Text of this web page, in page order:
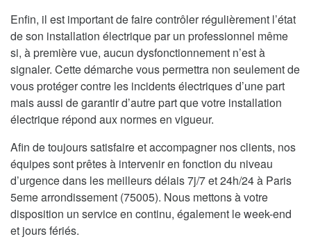
Enfin, il est important de faire contrôler régulièrement l’état
de son installation électrique par un professionnel même
si, à première vue, aucun dysfonctionnement n’est à
signaler. Cette démarche vous permettra non seulement de
vous protéger contre les incidents électriques d’une part
mais aussi de garantir d’autre part que votre installation
électrique répond aux normes en vigueur.
Afin de toujours satisfaire et accompagner nos clients, nos
équipes sont prêtes à intervenir en fonction du niveau
d’urgence dans les meilleurs délais 7j/7 et 24h/24 à Paris
5eme arrondissement (75005). Nous mettons à votre
disposition un service en continu, également le week-end
et jours fériés.